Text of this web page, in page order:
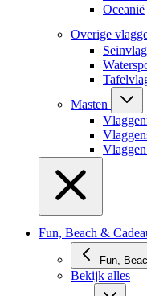
Oceanië
Overige
Masten
Fun, Beach &
Fun,
Bekijk alles